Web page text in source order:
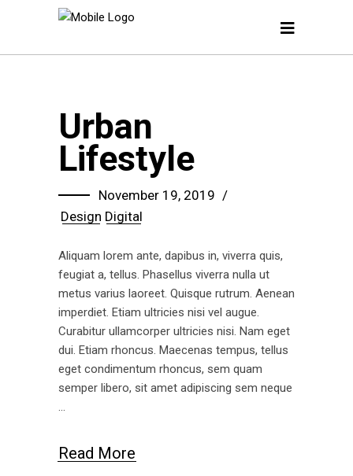
Urban
Lifestyle
November 19, 2019
Design Digital
Aliquam lorem ante, dapibus in, viverra quis,
feugiat a, tellus. Phasellus viverra nulla ut
metus varius laoreet. Quisque rutrum. Aenean
imperdiet. Etiam ultricies nisi vel augue.
Curabitur ullamcorper ultricies nisi. Nam eget
dui. Etiam rhoncus. Maecenas tempus, tellus
eget condimentum rhoncus, sem quam
semper libero, sit amet adipiscing sem neque
Read More